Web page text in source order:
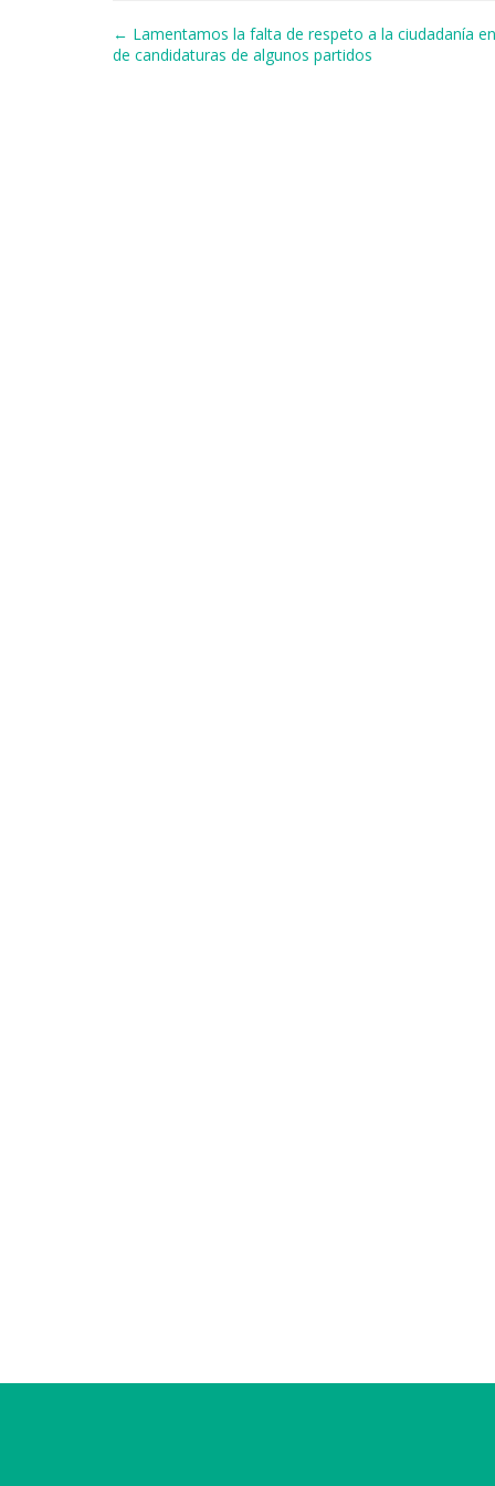
o
k
y
d
s
A
p
a
m
ar
ti
Navegación de entradas
← Lamentamos la falta de respeto a la ciudadanía
de candidaturas de algunos partidos